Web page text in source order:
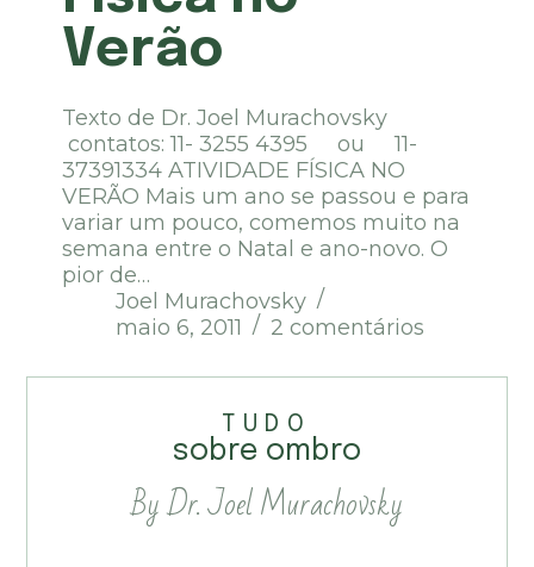
Verão
Texto de Dr. Joel Murachovsky
contatos: 11- 3255 4395 ou 11-
37391334 ATIVIDADE FÍSICA NO
VERÃO Mais um ano se passou e para
variar um pouco, comemos muito na
semana entre o Natal e ano-novo. O
pior de…
Joel Murachovsky
maio 6, 2011
2 comentários
TUDO
sobre ombro
By Dr. Joel Murachovsky